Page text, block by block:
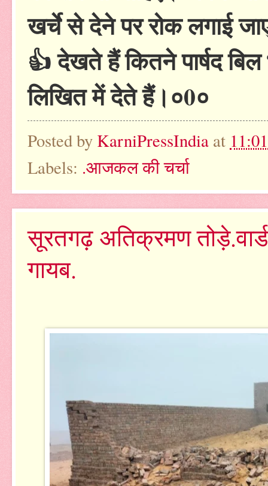
खर्चे से देने पर रोक लगाई
👍 देखते हैं कितने पार्षद
लिखित में देते हैं।०0०
Posted by KarniPressIndia at
Labels: .आजकल की चर्चा
सूरतगढ़ अतिक्रमण
गायब.